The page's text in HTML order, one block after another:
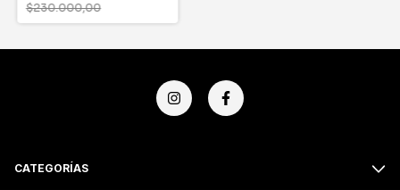
$230.000,00
CATEGORÍAS